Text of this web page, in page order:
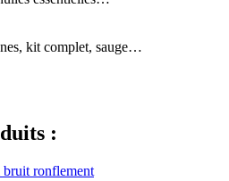
kit complet, sauge…
: